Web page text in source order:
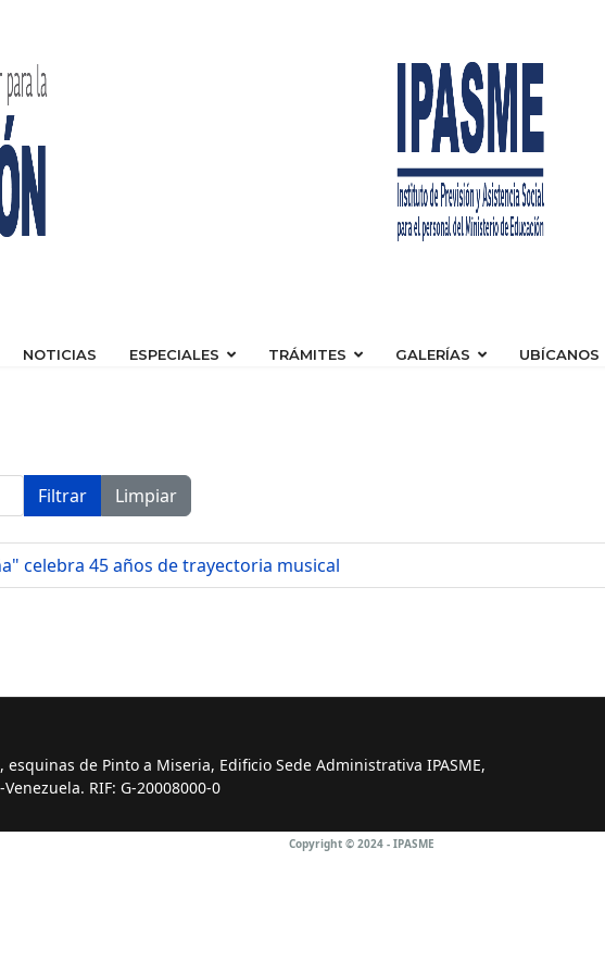
NOTICIAS ESPECIALES TRÁMITES GALERÍAS UBÍCANOS
Filtrar Limpiar
celebra 45 años de trayectoria musical
esquinas de Pinto a Miseria, Edificio Sede Administrativa IPASME,
RIF: G-20008000-0
Copyright © 2024 - IPASME